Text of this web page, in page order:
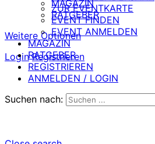
MAGAZIN
RATGEBER
Weitere Optionen
Login Registrieren
ZUR EVENTKARTE
EVENT FINDEN
EVENT ANMELDEN
MAGAZIN
RATGEBER
REGISTRIEREN
ANMELDEN / LOGIN
Suchen nach: